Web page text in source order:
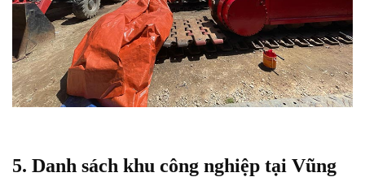
5. Danh sách khu công nghiệp tại Vũng